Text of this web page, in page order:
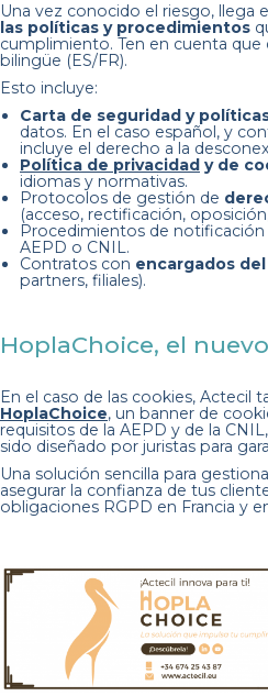
Una vez conocido el riesgo, llega
las políticas y procedimientos
cumplimiento. Ten en cuenta
bilingüe (ES/FR).
Esto incluye:
Carta de seguridad y
datos. En el caso español, y
incluye el derecho a la
Política de privacidad y de
idiomas y normativas.
Protocolos de gestión de
(acceso, rectificación,
Procedimientos de notificación
AEPD o CNIL.
Contratos con encargados
partners, filiales).
HoplaChoice, el
En el caso de las cookies, Actecil
HoplaChoice, un banner de
requisitos de la AEPD y de la
sido diseñado por juristas para
Una solución sencilla para
asegurar la confianza de tus
obligaciones RGPD en Francia y